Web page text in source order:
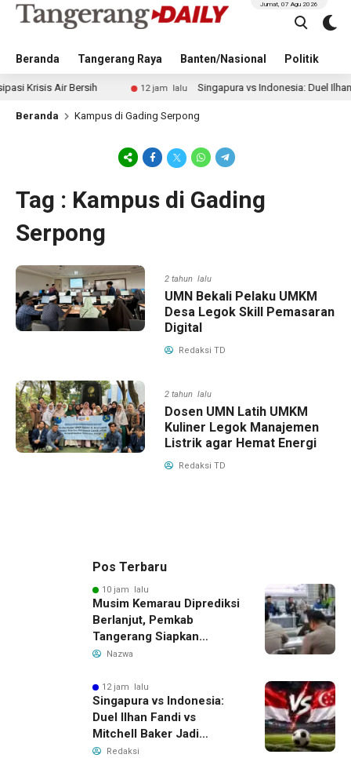
Beranda Tangerang Raya Banten/Nasional Politik
Jumat, 07 Agu 2026
Air Bersih 12 jam lalu Singapura vs Indonesia: Duel Ilhan
Beranda Kampus di Gading Serpong
Tag : Kampus di Gading
Serpong
2 tahun lalu
UMN Bekali Pelaku UMKM
Desa Legok Skill Pemasaran
Digital
Redaksi TD
2 tahun lalu
Dosen UMN Latih UMKM
Kuliner Legok Manajemen
Listrik agar Hemat Energi
Redaksi TD
Pos Terbaru
10 jam lalu
Musim Kemarau Diprediksi
Berlanjut, Pemkab
Tangerang Siapkan
Langkah Antisipasi Krisis
Nazwa
12 jam lalu
Singapura vs Indonesia:
Duel Ilhan Fandi vs
Mitchell Baker Jadi
Sorotan di Piala AFF 2026
Redaksi